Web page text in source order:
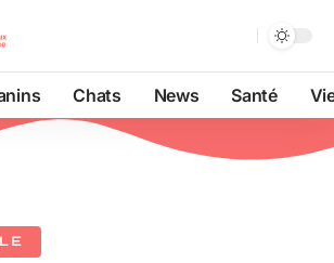
Chats News Santé